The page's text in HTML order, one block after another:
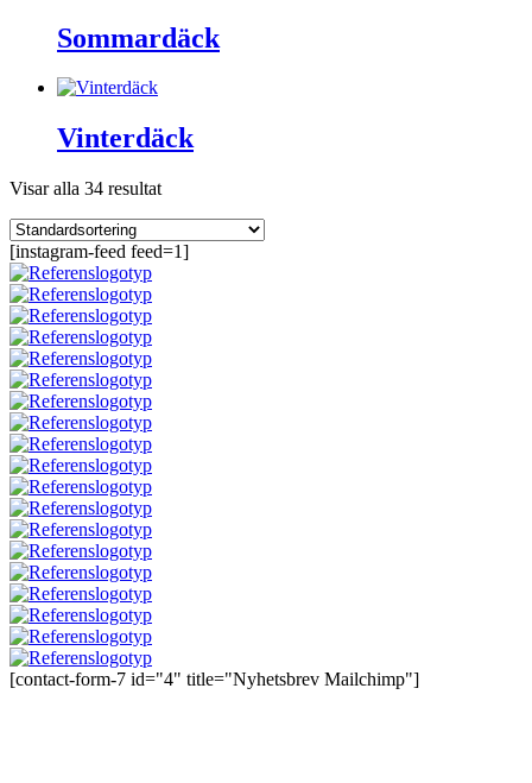
Sommardäck
Vinterdäck
Visar alla 34 resultat
[instagram-feed feed=1]
[contact-form-7 id="4" title="Nyhetsbrev Mailchimp"]